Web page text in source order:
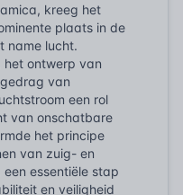
kreeg het
plaats in de
name lucht.
het ontwerp van
van
een rol
van onschatbare
het principe
van zuig- en
essentiële stap
en veiligheid